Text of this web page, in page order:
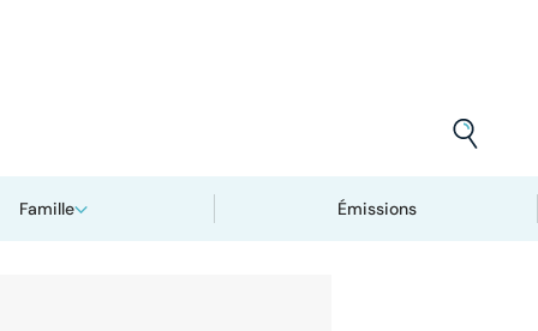
Famille Émissions